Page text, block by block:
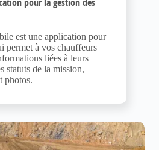
est une application pour
permet à vos chauffeurs
liées à leurs
statuts de la mission,
photos.